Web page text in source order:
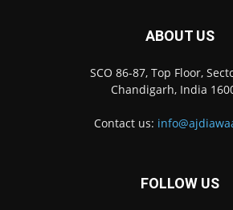
ABOUT US
SCO 86-87, Top Floor,
Chandigarh, India
Contact us:
FOLLOW US